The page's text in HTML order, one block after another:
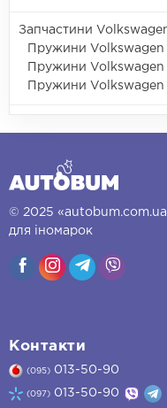
Запчастини
Пружини Volkswagen
Пружини
Пружини Volkswagen
© 2025
для іномарок
Контакти
(095) 013-50-90
(097) 013-50-90